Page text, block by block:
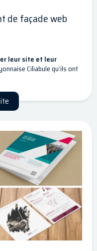
de façade web
leur site et leur
Ciliabule qu’ils ont